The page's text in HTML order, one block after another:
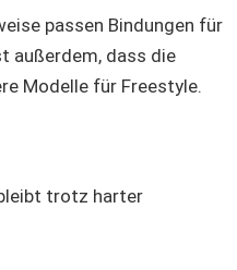
passen Bindungen für
außerdem, dass die
Modelle für Freestyle.
trotz harter